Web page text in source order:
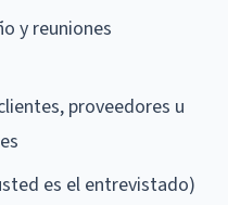
y reuniones
proveedores u
es el entrevistado)